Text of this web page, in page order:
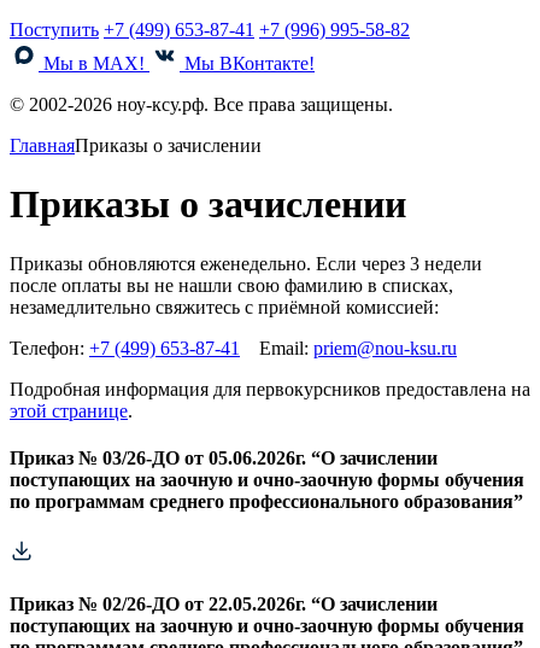
Поступить +7 (499) 653-87-41 +7 (996) 995-58-82
Мы в MAX!
Мы ВКонтакте!
© 2002-2026 ноу-ксу.рф. Все права защищены.
ГлавнаяПриказы о зачислении
Приказы о зачислении
Приказы обновляются еженедельно. Если через 3 недели
после оплаты вы не нашли свою фамилию в списках,
незамедлительно свяжитесь с приёмной комиссией:
Телефон: +7 (499) 653-87-41 Email: priem@nou-ksu.ru
Подробная информация для первокурсников предоставлена на
этой странице.
Приказ № 03/26-ДО от 05.06.2026г. “О зачислении
поступающих на заочную и очно-заочную формы обучения
по программам среднего профессионального образования”
Приказ № 02/26-ДО от 22.05.2026г. “О зачислении
поступающих на заочную и очно-заочную формы обучения